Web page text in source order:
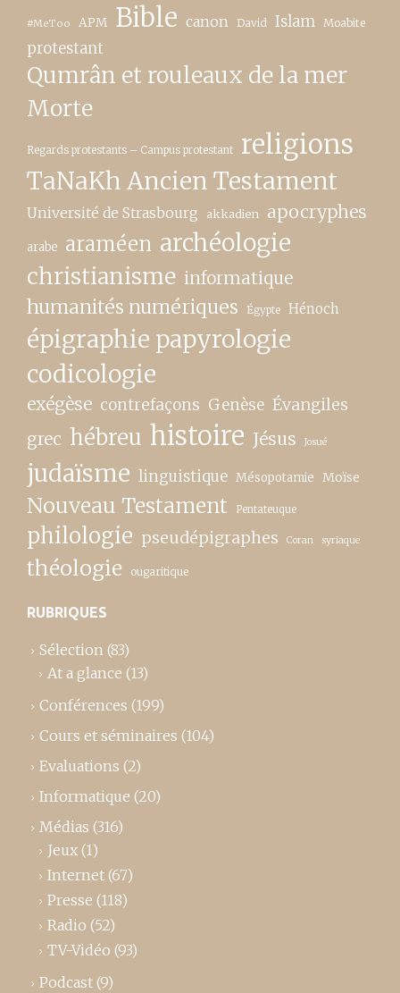
#MeToo APM Bible canon David Islam Moabite
protestant
Qumrân et rouleaux de la mer
Morte
Regards protestants – Campus protestant religions
TaNaKh Ancien Testament
Université de Strasbourg akkadien apocryphes
arabe araméen archéologie
christianisme informatique
humanités numériques Égypte Hénoch
épigraphie papyrologie
codicologie
exégèse contrefaçons Genèse Évangiles
grec hébreu histoire Jésus Josué
judaïsme linguistique Mésopotamie Moïse
Nouveau Testament Pentateuque
philologie pseudépigraphes Coran syriaque
théologie ougaritique
RUBRIQUES
Sélection (83)
At a glance (13)
Conférences (199)
Cours et séminaires (104)
Evaluations (2)
Informatique (20)
Médias (316)
Jeux (1)
Internet (67)
Presse (118)
Radio (52)
TV-Vidéo (93)
Podcast (9)